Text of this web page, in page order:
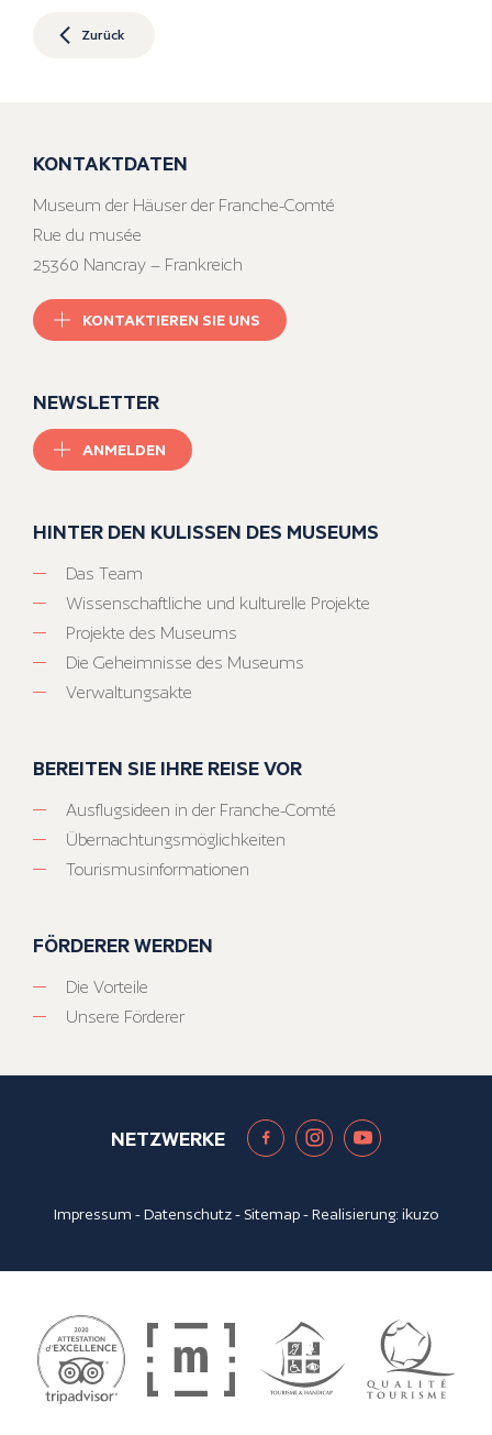
Zurück
KONTAKTDATEN
Museum der Häuser der Franche-Comté
Rue du musée
25360 Nancray – Frankreich
KONTAKTIEREN SIE UNS
NEWSLETTER
ANMELDEN
HINTER DEN KULISSEN DES MUSEUMS
Das Team
Wissenschaftliche und kulturelle Projekte
Projekte des Museums
Die Geheimnisse des Museums
Verwaltungsakte
BEREITEN SIE IHRE REISE VOR
Ausflugsideen in der Franche-Comté
Übernachtungsmöglichkeiten
Tourismusinformationen
FÖRDERER WERDEN
Die Vorteile
Unsere Förderer
NETZWERKE
Impressum -Datenschutz- Sitemap- Realisierung:ikuzo